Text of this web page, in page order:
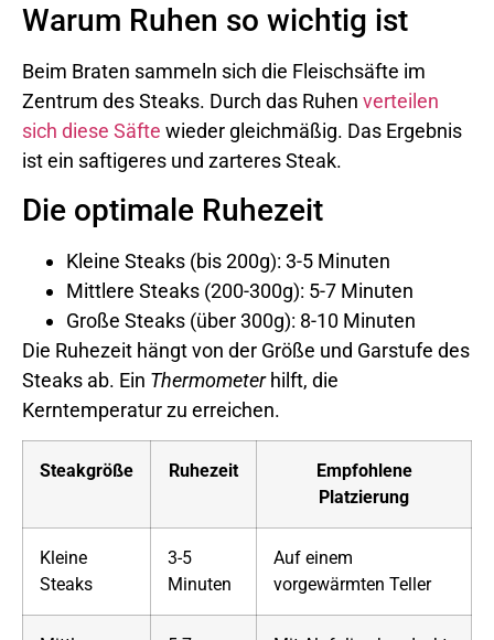
Warum Ruhen so wichtig ist
Beim Braten sammeln sich die Fleischsäfte im
Zentrum des Steaks. Durch das Ruhen verteilen
sich diese Säfte wieder gleichmäßig. Das Ergebnis
ist ein saftigeres und zarteres Steak.
Die optimale Ruhezeit
Kleine Steaks (bis 200g): 3-5 Minuten
Mittlere Steaks (200-300g): 5-7 Minuten
Große Steaks (über 300g): 8-10 Minuten
Die Ruhezeit hängt von der Größe und Garstufe des
Steaks ab. Ein Thermometerhilft, die
Kerntemperatur zu erreichen.
Steakgröße Ruhezeit
Empfohlene
Platzierung
Kleine
Steaks
3-5
Minuten
Auf einem
vorgewärmten Teller